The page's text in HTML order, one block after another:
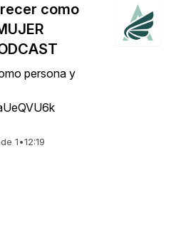
como
persona y
1•12:19